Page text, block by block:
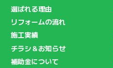
選ばれる理由
リフォームの流れ
施工実績
チラシ＆お知らせ
補助金について